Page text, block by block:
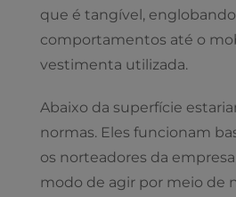
que é tangível,
comportamentos até o
vestimenta utilizada.
Abaixo da superfície
normas. Eles funcionam
os norteadores da
modo de agir por meio de